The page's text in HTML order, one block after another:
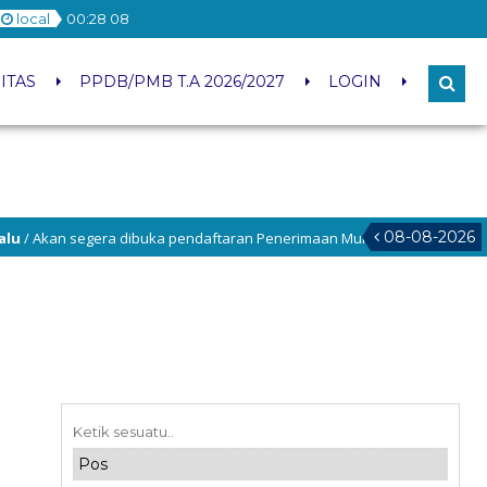
local 00:28 08
PPDB/PMB T.A 2026/2027 LOGIN
08-08-2026
segera dibuka pendaftaran Penerimaan Murid Baru Tahun Pelajaran